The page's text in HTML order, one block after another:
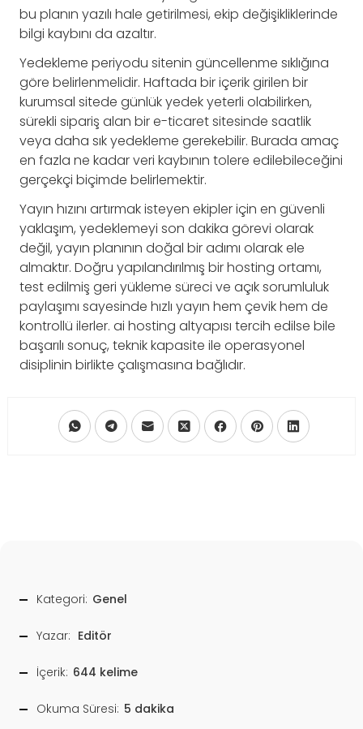
bu planın yazılı hale getirilmesi, ekip değişikliklerinde
bilgi kaybını da azaltır.
Yedekleme periyodu sitenin güncellenme sıklığına
göre belirlenmelidir. Haftada bir içerik girilen bir
kurumsal sitede günlük yedek yeterli olabilirken,
sürekli sipariş alan bir e-ticaret sitesinde saatlik
veya daha sık yedekleme gerekebilir. Burada amaç
en fazla ne kadar veri kaybının tolere edilebileceğini
gerçekçi biçimde belirlemektir.
Yayın hızını artırmak isteyen ekipler için en güvenli
yaklaşım, yedeklemeyi son dakika görevi olarak
değil, yayın planının doğal bir adımı olarak ele
almaktır. Doğru yapılandırılmış bir hosting ortamı,
test edilmiş geri yükleme süreci ve açık sorumluluk
paylaşımı sayesinde hızlı yayın hem çevik hem de
kontrollü ilerler. ai hosting altyapısı tercih edilse bile
başarılı sonuç, teknik kapasite ile operasyonel
disiplinin birlikte çalışmasına bağlıdır.
Kategori: Genel
Yazar: Editör
İçerik: 644 kelime
Okuma Süresi: 5 dakika